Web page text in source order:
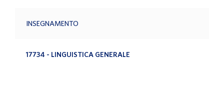
INSEGNAMENTO
17734 - LINGUISTICA GENERALE